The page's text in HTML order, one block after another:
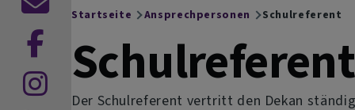
Breadcrumb
Startseite Ansprechpersonen Schulreferent
Schulreferent
Der Schulreferent vertritt den Dekan
Kontaktformular
zu
Facebook
zu